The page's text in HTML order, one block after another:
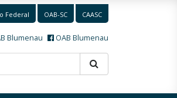
Federal OAB-SC CAASC
Blumenau OAB Blumenau